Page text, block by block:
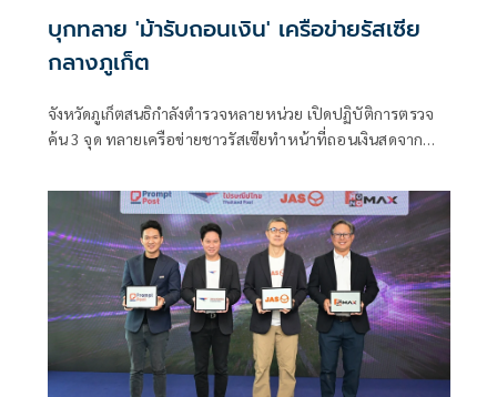
บุกทลาย 'ม้ารับถอนเงิน' เครือข่ายรัสเซีย
กลางภูเก็ต
จังหวัดภูเก็ตสนธิกำลังตำรวจหลายหน่วย เปิดปฏิบัติการตรวจ
ค้น 3 จุด ทลายเครือข่ายชาวรัสเซียทำหน้าที่ถอนเงินสดจาก